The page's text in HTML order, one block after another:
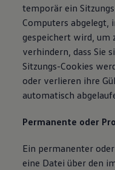
temporär ein
Computers abgelegt,
gespeichert wird, um
verhindern, dass Sie
Sitzungs-Cookies
oder verlieren ihre
automatisch
Permanente oder
Ein permanenter
eine Datei über den